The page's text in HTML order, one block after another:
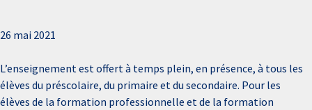
26 mai 2021
L’enseignement est offert à temps plein, en présence, à tous les
élèves du préscolaire, du primaire et du secondaire. Pour les
élèves de la formation professionnelle et de la formation